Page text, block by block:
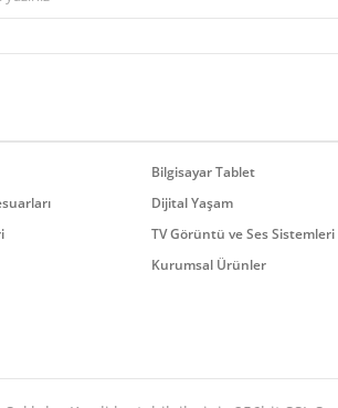
Gönder
Bilgisayar Tablet
Dijital Yaşam
TV Görüntü ve Ses Sistemleri
Kurumsal Ürünler